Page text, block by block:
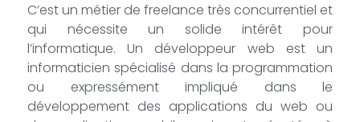
C’est un métier de freelance très concurrentiel et
qui nécessite un solide intérêt pour
l’informatique. Un développeur web est un
informaticien spécialisé dans la programmation
ou expressément impliqué dans le
développement des applications du web ou